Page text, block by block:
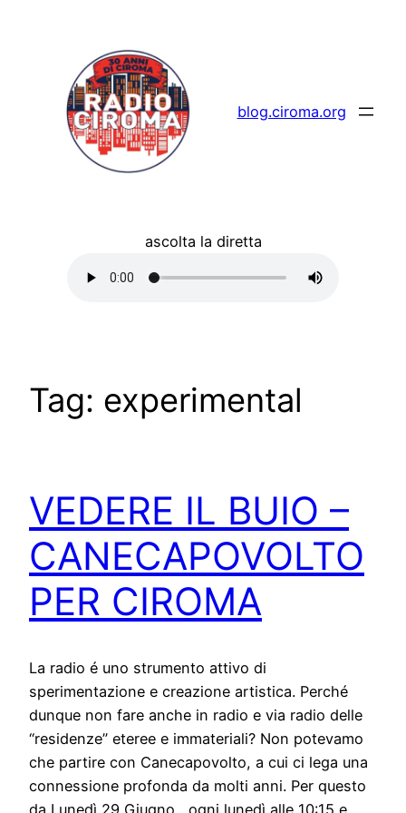
blog.ciroma.org
ascolta la diretta
Tag: experimental
VEDERE IL BUIO –
CANECAPOVOLTO
PER CIROMA
La radio é uno strumento attivo di
sperimentazione e creazione artistica. Perché
dunque non fare anche in radio e via radio delle
“residenze” eteree e immateriali? Non potevamo
che partire con Canecapovolto, a cui ci lega una
connessione profonda da molti anni. Per questo